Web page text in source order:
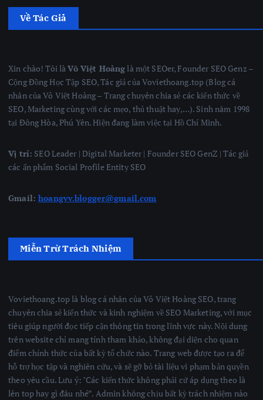
Về Tác Giả
Xin chào! Tôi làVõ Việt Hoànglà một SEOer, Founder SEO Genz –
Cộng Đồng Học Tập SEO, Tác giả của Voviethoang.top (Blog cá
nhân của Võ Việt Hoàng – Trang chuyên chia sẻ các kiến thức về
SEO, Marketing cùng với các mẹo, thủ thuật hay,…). Sinh năm 1998
tại Đông Hòa, Phú Yên. Hiện đang làm việc tại Hồ Chí Minh.
Vị trí: SEO Leader | Digital Marketer | Founder SEO GenZ | Tác giả
các ấn phẩm Social Profile Entity SEO
Gmail:hoangvv.blogger@gmail.com
Miễn Trừ Trách Nhiệm
Voviethoang.top là blog cá nhân của Võ Việt Hoàng SEO, trang
chuyên chia sẻ kiến thức và kinh nghiệm về SEO Marketing, với mục
tiêu giúp người đọc tiếp cận thông tin trong lĩnh vực này. Nội dung
trên website chỉ mang tính tham khảo, không đại diện cho quan
điểm chính thức của bất kỳ tổ chức nào. Trang web được tạo ra để
hỗ trợ học tập và nghiên cứu, và sẽ gỡ bỏ tài liệu vi phạm bản quyền
theo yêu cầu. Lưu ý: "Các kiến thức không phải cứ áp dụng theo là
lên top hay gì đâu nhé”. Admin không chịu bất kỳ trách nhiệm nào